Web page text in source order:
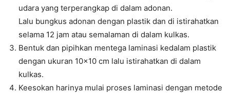
udara yang terperangkap di dalam adonan.
Lalu bungkus adonan dengan plastik dan di istirahatkan
selama 12 jam atau semalaman di dalam kulkas.
Bentuk dan pipihkan mentega laminasi kedalam plastik
dengan ukuran 10×10 cm lalu istirahatkan di dalam
kulkas.
Keesokan harinya mulai proses laminasi dengan metode